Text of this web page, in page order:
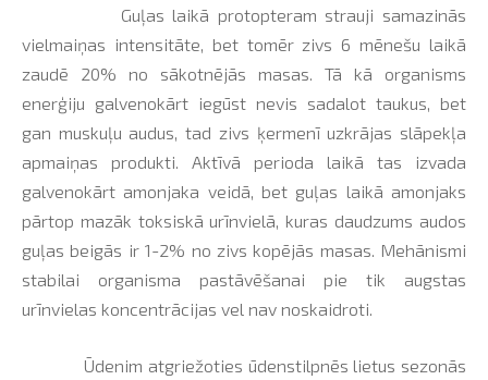
Guļas laikā protopteram strauji samazinās
vielmaiņas intensitāte, bet tomēr zivs 6 mēnešu laikā
zaudē 20% no sākotnējās masas. Tā kā organisms
enerģiju galvenokārt iegūst nevis sadalot taukus, bet
gan muskuļu audus, tad zivs ķermenī uzkrājas slāpekļa
apmaiņas produkti. Aktīvā perioda laikā tas izvada
galvenokārt amonjaka veidā, bet guļas laikā amonjaks
pārtop mazāk toksiskā urīnvielā, kuras daudzums audos
guļas beigās ir 1-2% no zivs kopējās masas. Mehānismi
stabilai organisma pastāvēšanai pie tik augstas
urīnvielas koncentrācijas vel nav noskaidroti.
Ūdenim atgriežoties ūdenstilpnēs lietus sezonās